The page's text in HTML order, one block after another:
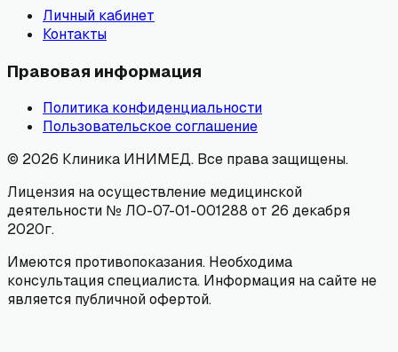
Личный кабинет
Контакты
Правовая информация
Политика конфиденциальности
Пользовательское соглашение
© 2026 Клиника ИНИМЕД. Все права защищены.
Лицензия на осуществление медицинской
деятельности № ЛО-07-01-001288 от 26 декабря
2020г.
Имеются противопоказания. Необходима
консультация специалиста. Информация на сайте не
является публичной офертой.